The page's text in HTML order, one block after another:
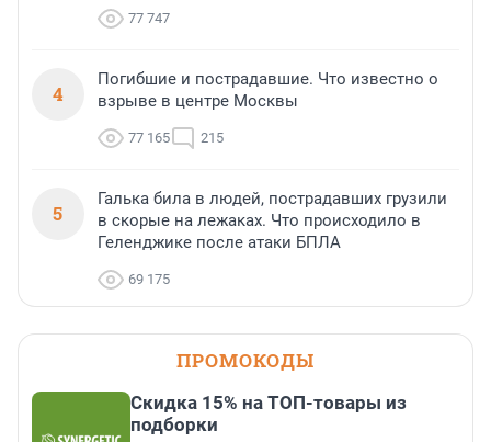
77 747
4
Погибшие и пострадавшие. Что известно о
взрыве в центре Москвы
77 165 215
5
Галька била в людей, пострадавших грузили
в скорые на лежаках. Что происходило в
Геленджике после атаки БПЛА
69 175
ПРОМОКОДЫ
Скидка 15% на ТОП-товары из
подборки